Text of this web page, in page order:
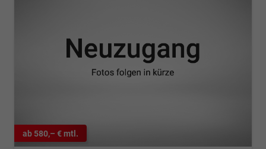
ab 580,– € mtl.